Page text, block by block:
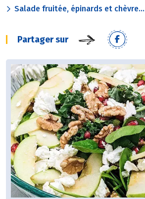
Salade fruitée, épinards et chèvre...
Partager sur